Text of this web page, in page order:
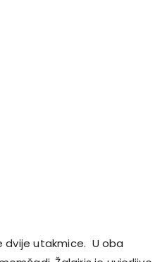
dvije utakmice. U oba